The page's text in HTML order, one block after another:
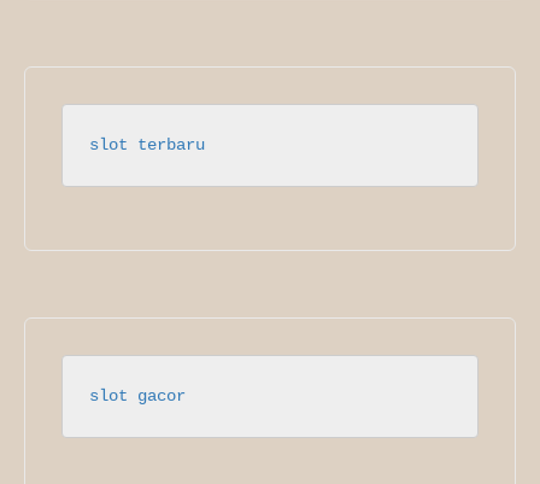
slot terbaru
slot gacor